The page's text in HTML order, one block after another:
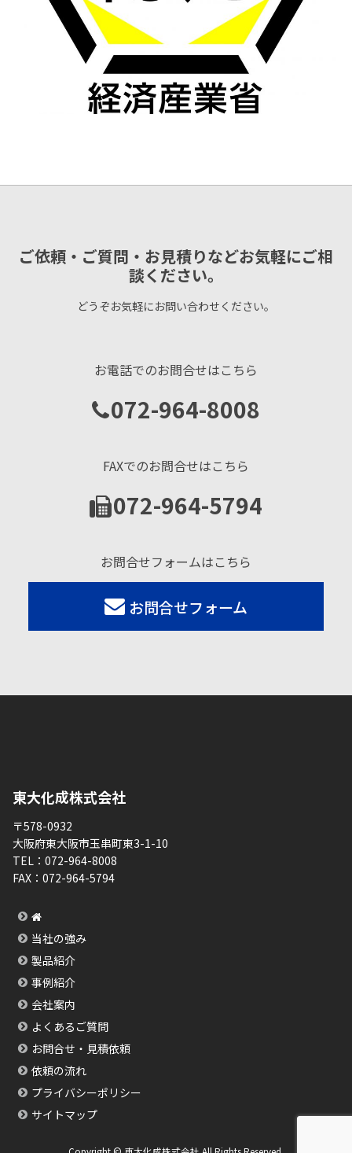
ご依頼・ご質問・お見積りなどお気軽にご相
談ください。
どうぞお気軽にお問い合わせください。
お電話でのお問合せはこちら
072-964-8008
FAXでのお問合せはこちら
072-964-5794
お問合せフォームはこちら
お問合せフォーム
東大化成株式会社
〒578-0932
大阪府東大阪市玉串町東3-1-10
TEL： 072-964-8008
FAX： 072-964-5794
当社の強み
製品紹介
事例紹介
会社案内
よくあるご質問
お問合せ・見積依頼
依頼の流れ
プライバシーポリシー
サイトマップ